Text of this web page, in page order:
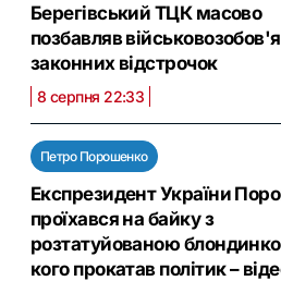
Берегівський ТЦК масово
позбавляв
законних відстрочок
8 серпня 22:33
Петро Порошенко
Експрезидент України
проїхався на байку з
розтатуйованою
кого прокатав політик –